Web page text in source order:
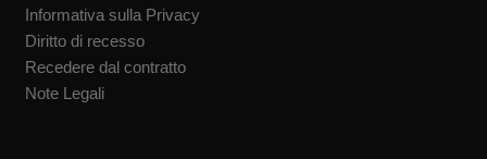
Informativa sulla Privacy
Diritto di recesso
Recedere dal contratto
Note Legali